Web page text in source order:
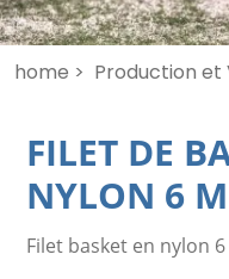
home > Production et
FILET DE
NYLON 6
Filet basket en nylon